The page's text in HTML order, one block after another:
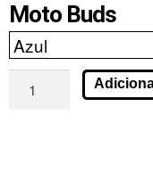
Moto Buds